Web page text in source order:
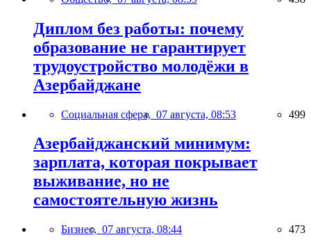
Диплом без работы: почему
образование не гарантирует
трудоустройство молодёжи в
Азербайджане
Социальная сфера, 07 августа, 08:53 499
Азербайджанский минимум:
зарплата, которая покрывает
выживание, но не
самостоятельную жизнь
Бизнес, 07 августа, 08:44 473